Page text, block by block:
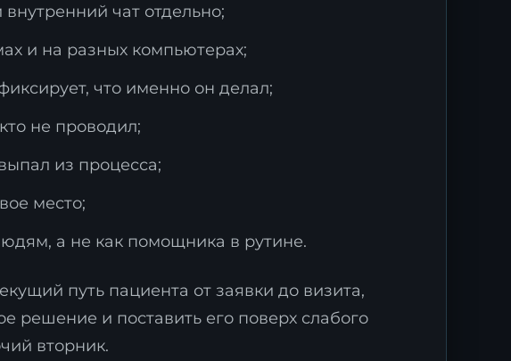
чат отдельно;
и на разных компьютерах;
что именно он делал;
не проводил;
из процесса;
место;
а не как помощника в рутине.
путь пациента от заявки до визита,
решение и поставить его поверх слабого
вторник.
с вами